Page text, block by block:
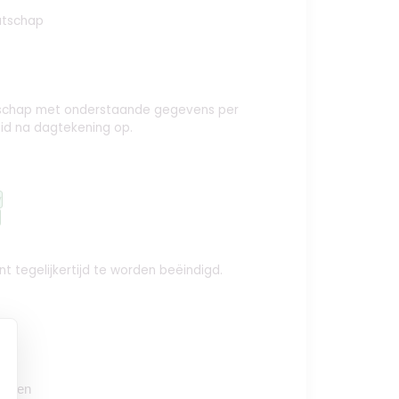
met onderstaande gegevens per
na dagtekening op.
tegelijkertijd te worden beëindigd.